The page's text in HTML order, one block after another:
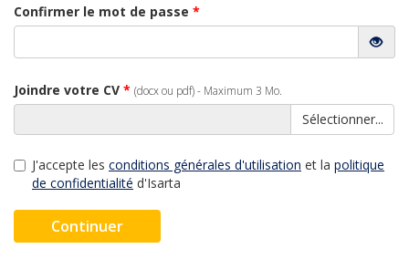
Confirmer le mot de passe *
Joindre votre CV * (docx ou pdf) - Maximum 3 Mo.
Sélectionner...
J'accepte les conditions générales d'utilisation et la politique
de confidentialité d'Isarta
Continuer